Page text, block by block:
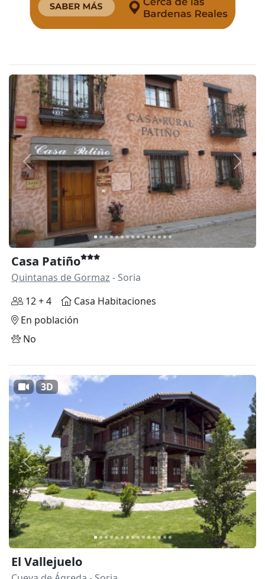
Anterior
Casa Patiño
Quintanas de Gormaz - Soria
12 + 4
Casa Habitaciones
En población
No
Anterior
3D
El Vallejuelo